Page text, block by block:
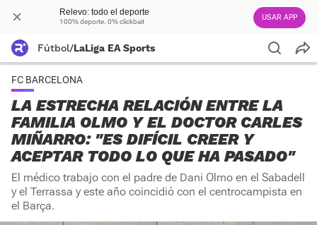
Relevo: todo el deporte
100% deporte. 0% clickbait USAR APP
Fútbol/LaLiga EA Sports
FC BARCELONA
LA ESTRECHA RELACIÓN ENTRE LA
FAMILIA OLMO Y EL DOCTOR CARLES
MIÑARRO: "ES DIFÍCIL CREER Y
ACEPTAR TODO LO QUE HA PASADO"
El médico trabajo con el padre de Dani Olmo en el Sabadell
y el Terrassa y este año coincidió con el centrocampista en
el Barça.